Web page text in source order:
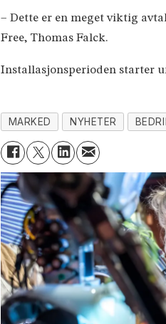
– Dette er en meget viktig
Free, Thomas Falck.
Installasjonsperioden starter
MARKED NYHETER